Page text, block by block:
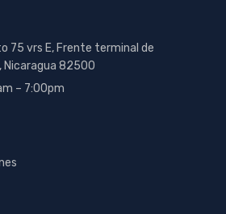
75 vrs E, Frente terminal de
Nicaragua 82500
– 7:00pm